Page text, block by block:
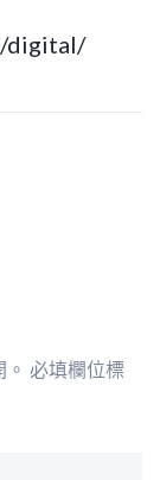
digital/
必填欄位標